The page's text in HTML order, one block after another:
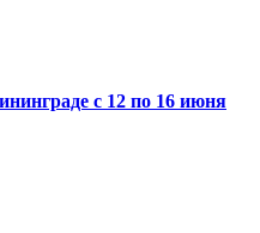
с 12 по 16 июня